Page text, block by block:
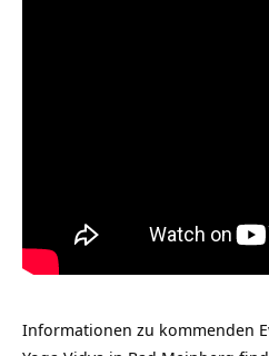
Informationen zu kommenden